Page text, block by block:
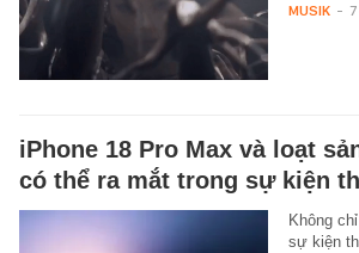
MUSIK -
iPhone 18 Pro Max và loạt
có thể ra mắt trong sự kiện
Không
sự kiện